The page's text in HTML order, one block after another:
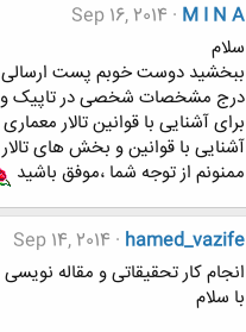
M I N A
Sep 16, 2014
سلام
ببخشید دوست خوبم پست ارسالی
درج مشخصات شخصی در تاپیک
برای آشنایی با قوانین تالار
آشنایی با قوانین و بخش های
ممنونم از توجه شما ،موفق باشید
hamed_vazife
Sep 14, 2014
انجام کار تحقیقاتی و مقاله
با سلام